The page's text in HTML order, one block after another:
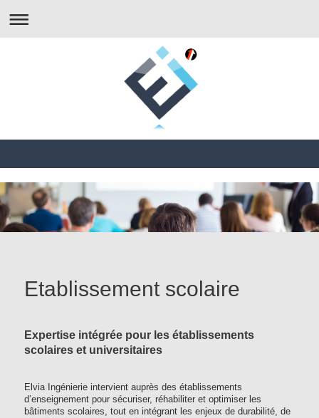
Etablissement scolaire
Expertise intégrée pour les établissements
scolaires et universitaires
Elvia Ingénierie intervient auprès des établissements
d’enseignement pour sécuriser, réhabiliter et optimiser les
bâtiments scolaires, tout en intégrant les enjeux de durabilité, de